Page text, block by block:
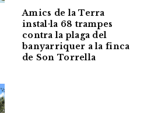
Amics de la Terra
instal·la 68 trampes
contra la plaga del
banyarriquer a la finca
de Son Torrella